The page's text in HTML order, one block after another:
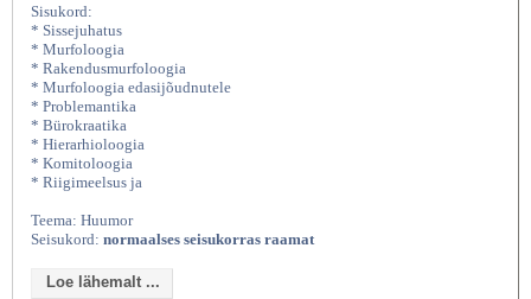
Sisukord:
* Sissejuhatus
* Murfoloogia
* Rakendusmurfoloogia
* Murfoloogia edasijõudnutele
* Problemantika
* Bürokraatika
* Hierarhioloogia
* Komitoloogia
* Riigimeelsus ja
Teema: Huumor
Seisukord: normaalses seisukorras raamat
Loe lähemalt ...